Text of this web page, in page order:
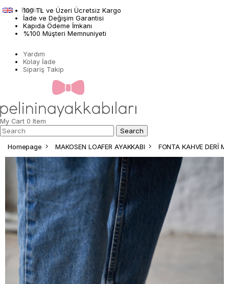
100 TL ve Üzeri Ücretsiz Kargo
İade ve Değişim Garantisi
Kapıda Ödeme İmkanı
%100 Müşteri Memnuniyeti
Yardım
Kolay İade
Sipariş Takip
English
My Cart 0 Item
Homepage MAKOSEN LOAFER AYAKKABI FONTA KAHVE DERİ